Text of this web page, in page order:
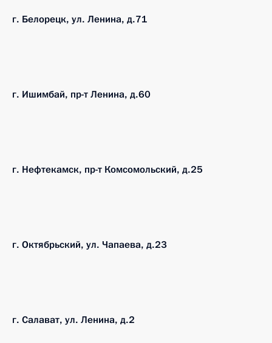
г. Белорецк, ул. Ленина, д.71
г. Ишимбай, пр-т Ленина, д.60
г. Нефтекамск, пр-т Комсомольский, д.25
г. Октябрьский, ул. Чапаева, д.23
г. Салават, ул. Ленина, д.2